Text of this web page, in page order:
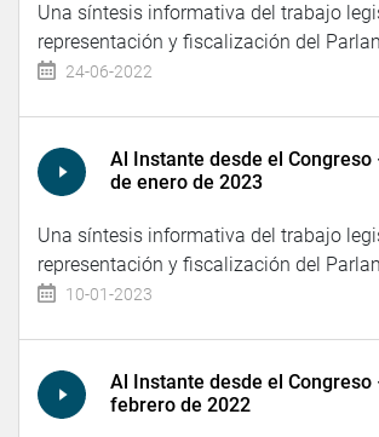
Una síntesis informativa del trabajo
representación y fiscalización del
24-06-2022
Al Instante desde el
de enero de 2023
Una síntesis informativa del trabajo
representación y fiscalización del
10-01-2023
Al Instante desde el Congreso
febrero de 2022